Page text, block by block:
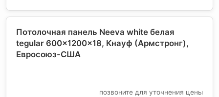
Потолочная панель Neeva white белая
tegular 600x1200x18, Кнауф (Армстронг),
Евросоюз-США
позвоните для уточнения цены